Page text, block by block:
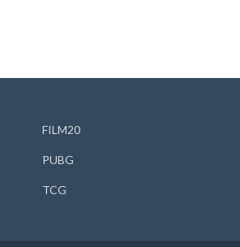
FILM20
PUBG
TCG